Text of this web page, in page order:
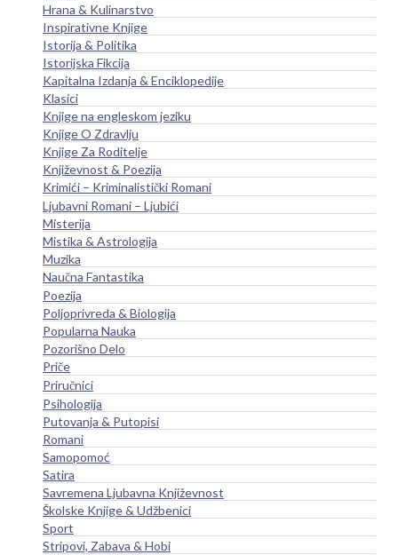
Hrana & Kulinarstvo
Inspirativne Knjige
Istorija & Politika
Istorijska Fikcija
Kapitalna Izdanja & Enciklopedije
Klasici
Knjige na engleskom jeziku
Knjige O Zdravlju
Knjige Za Roditelje
Književnost & Poezija
Krimići – Kriminalistički Romani
Ljubavni Romani – Ljubići
Misterija
Mistika & Astrologija
Muzika
Naučna Fantastika
Poezija
Poljoprivreda & Biologija
Popularna Nauka
Pozorišno Delo
Priče
Priručnici
Psihologija
Putovanja & Putopisi
Romani
Samopomoć
Satira
Savremena Ljubavna Književnost
Školske Knjige & Udžbenici
Sport
Stripovi, Zabava & Hobi